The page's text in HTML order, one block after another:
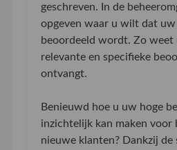
geschreven. In de
opgeven waar u wilt dat
beoordeeld wordt. Zo weet
relevante en specifieke
ontvangt.
Benieuwd hoe u uw hoge
inzichtelijk kan maken voor
nieuwe klanten? Dankzij de